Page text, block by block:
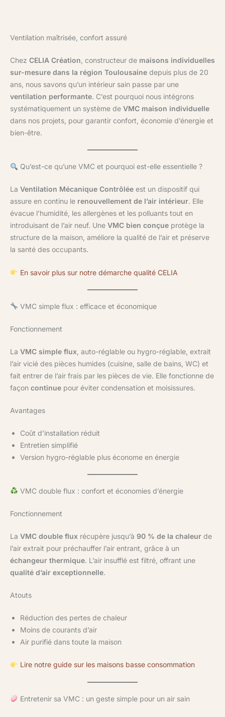
Ventilation maîtrisée, confort assuré
Chez CELIA Création , constructeur de maisons individuelles
sur-mesure dans la région Toulousaine depuis plus de 20
ans, nous savons qu’un intérieur sain passe par une
ventilation performante. C’est pourquoi nous intégrons
systématiquement un système de VMC maison individuelle
dans nos projets, pour garantir confort, économie d’énergie et
bien-être.
Qu’est-ce qu’une VMC et pourquoi est-elle essentielle ?
La Ventilation Mécanique Contrôlée est un dispositif qui
assure en continu le renouvellement de l’air intérieur. Elle
évacue l’humidité, les allergènes et les polluants tout en
introduisant de l’air neuf. Une VMC bien conçue protège la
structure de la maison, améliore la qualité de l’air et préserve
la santé des occupants.
En savoir plus sur notre démarche qualité CELIA
VMC simple flux : efficace et économique
Fonctionnement
La VMC simple flux , auto-réglable ou hygro-réglable, extrait
l’air vicié des pièces humides (cuisine, salle de bains, WC) et
fait entrer de l’air frais par les pièces de vie. Elle fonctionne de
façon continue pour éviter condensation et moisissures.
Avantages
Coût d’installation réduit
Entretien simplifié
Version hygro-réglable plus économe en énergie
VMC double flux : confort et économies d’énergie
Fonctionnement
La VMC double flux récupère jusqu’à 90 % de la chaleur de
l’air extrait pour préchauffer l’air entrant, grâce à un
échangeur thermique. L’air insufflé est filtré, offrant une
qualité d’air exceptionnelle.
Atouts
Réduction des pertes de chaleur
Moins de courants d’air
Air purifié dans toute la maison
Lire notre guide sur les maisons basse consommation
Entretenir sa VMC : un geste simple pour un air sain